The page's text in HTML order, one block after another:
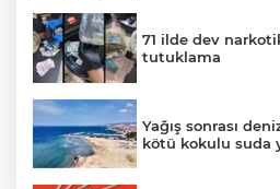
71 ilde dev
tutuklama
Yağış sonrası
kötü kokulu suda